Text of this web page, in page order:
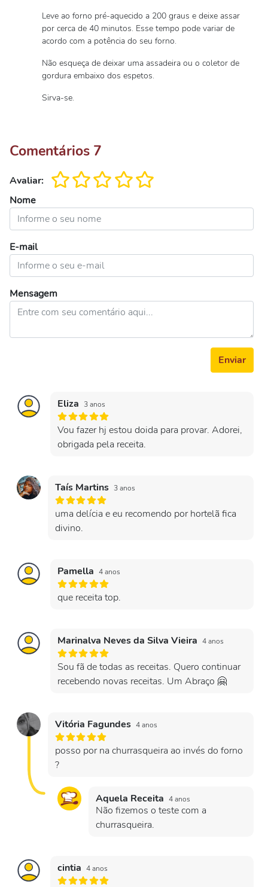
Leve ao forno pré-aquecido a 200 graus e deixe assar
por cerca de 40 minutos. Esse tempo pode variar de
acordo com a potência do seu forno.
Não esqueça de deixar uma assadeira ou o coletor de
gordura embaixo dos espetos.
Sirva-se.
Comentários 7
Avaliar:
Nome
E-mail
Mensagem
Enviar
Eliza 3 anos
Vou fazer hj estou doida para provar. Adorei,
obrigada pela receita.
Taís Martins 3 anos
uma delícia e eu recomendo por hortelã fica
divino.
Pamella 4 anos
que receita top.
Marinalva Neves da Silva Vieira 4 anos
Sou fã de todas as receitas. Quero continuar
recebendo novas receitas. Um Abraço 🤗
Vitória Fagundes 4 anos
posso por na churrasqueira ao invés do forno
?
Aquela Receita 4 anos
Não fizemos o teste com a
churrasqueira.
cintia 4 anos